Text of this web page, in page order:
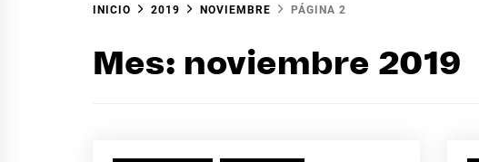
INICIO 2019 NOVIEMBRE PÁGINA 2
Mes: noviembre 2019